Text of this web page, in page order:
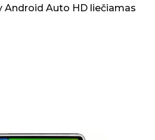
Android Auto HD liečiamas